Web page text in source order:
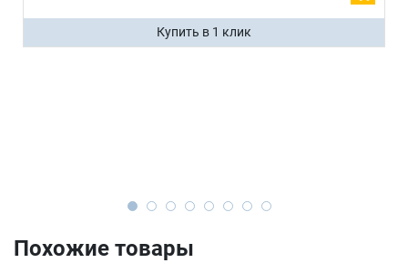
Купить в 1 клик
Похожие товары